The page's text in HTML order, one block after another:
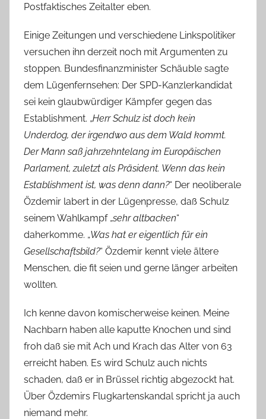
Postfaktisches Zeitalter eben.
Einige Zeitungen und verschiedene Linkspolitiker
versuchen ihn derzeit noch mit Argumenten zu
stoppen. Bundesfinanzminister Schäuble sagte
dem Lügenfernsehen: Der SPD-Kanzlerkandidat
sei kein glaubwürdiger Kämpfer gegen das
Establishment. „Herr Schulz ist doch kein
Underdog, der irgendwo aus dem Wald kommt.
Der Mann saß jahrzehntelang im Europäischen
Parlament, zuletzt als Präsident. Wenn das kein
Establishment ist, was denn dann?“ Der neoliberale
Özdemir labert in der Lügenpresse, daß Schulz
seinem Wahlkampf „sehr altbacken“
daherkomme. „Was hat er eigentlich für ein
Gesellschaftsbild?“ Özdemir kennt viele ältere
Menschen, die fit seien und gerne länger arbeiten
wollten.
Ich kenne davon komischerweise keinen. Meine
Nachbarn haben alle kaputte Knochen und sind
froh daß sie mit Ach und Krach das Alter von 63
erreicht haben. Es wird Schulz auch nichts
schaden, daß er in Brüssel richtig abgezockt hat.
Über Özdemirs Flugkartenskandal spricht ja auch
niemand mehr.